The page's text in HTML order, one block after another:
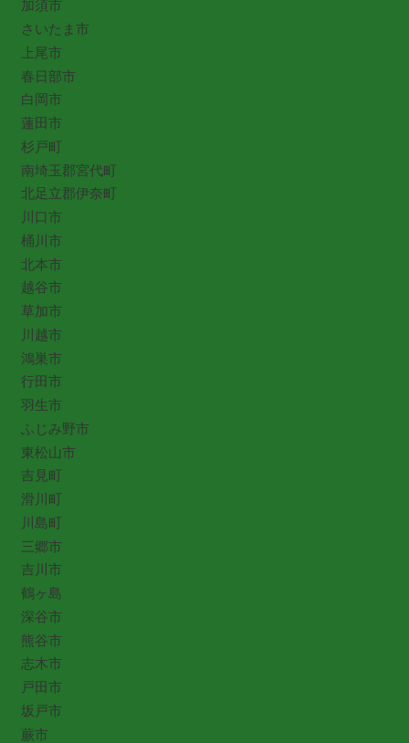
加須市
さいたま市
上尾市
春日部市
白岡市
蓮田市
杉戸町
南埼玉郡宮代町
北足立郡伊奈町
川口市
桶川市
北本市
越谷市
草加市
川越市
鴻巣市
行田市
羽生市
ふじみ野市
東松山市
吉見町
滑川町
川島町
三郷市
吉川市
鶴ヶ島
深谷市
熊谷市
志木市
戸田市
坂戸市
蕨市